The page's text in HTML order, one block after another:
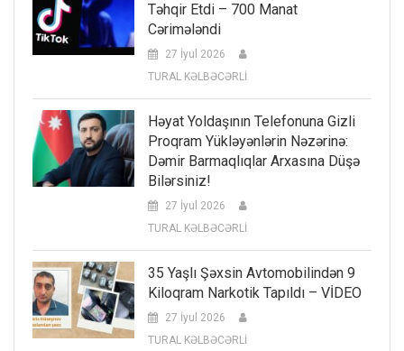
Təhqir Etdi – 700 Manat
Cərimələndi
27 İyul 2026
TURAL KƏLBƏCƏRLİ
Həyat Yoldaşının Telefonuna Gizli
Proqram Yükləyənlərin Nəzərinə:
Dəmir Barmaqlıqlar Arxasına Düşə
Bilərsiniz!
27 İyul 2026
TURAL KƏLBƏCƏRLİ
35 Yaşlı Şəxsin Avtomobilindən 9
Kiloqram Narkotik Tapıldı – VİDEO
27 İyul 2026
TURAL KƏLBƏCƏRLİ